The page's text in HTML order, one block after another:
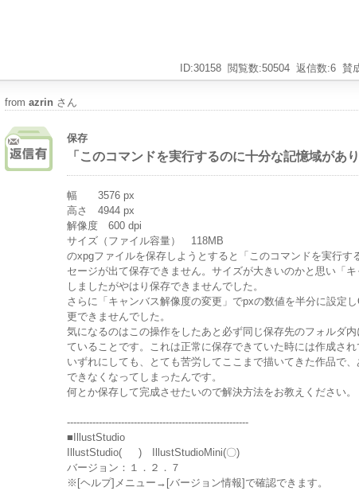
賛
返信数:6
閲覧数:50504
ID:30158
from azrin さん
保存
「このコマンドを実行するのに十分な記憶域があ
幅 3576 px
高さ 4944 px
解像度 600 dpi
サイズ（ファイル容量） 118MB
のxpgファイルを保存しようとすると「このコマンドを実行
セージが出て保存できません。サイズが大きいのかと思い「
しましたがやはり保存できませんでした。
さらに「キャンバス解像度の変更」でpxの数値を半分に設定
更できませんでした。
気になるのはこの操作をしたあと必ず同じ保存先のフォルダ
ていることです。これは正常に保存できていた時には作成さ
いずれにしても、とても苦労してここまで描いてきた作品で
できなくなってしまったんです。
何とか保存して完成させたいので解決方法をお教えください。
---------------------------------------------------------
■IllustStudio
IllustStudio( ) IllustStudioMini(〇)
バージョン：１．２．７
※[ヘルプ]メニュー→[バージョン情報]で確認できます。